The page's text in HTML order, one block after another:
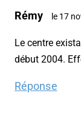
Rémy le 17
Le centre
début 2004.
Réponse